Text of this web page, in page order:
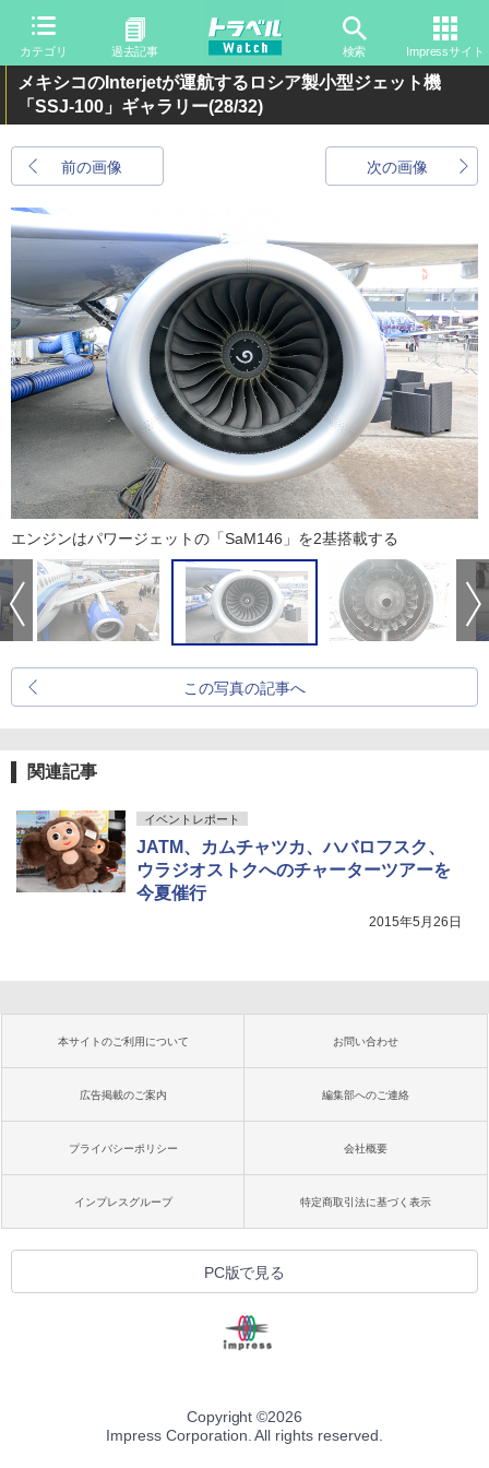
カテゴリ 過去記事 検索 Impressサイト
メキシコのInterjetが運航するロシア製小型ジェット機
「SSJ-100」ギャラリー(28/32)
前の画像 次の画像
エンジンはパワージェットの「SaM146」を2基搭載する
この写真の記事へ
関連記事
イベントレポート
JATM、カムチャツカ、ハバロフスク、
ウラジオストクへのチャーターツアーを
今夏催行
2015年5月26日
本サイトのご利用について お問い合わせ
広告掲載のご案内 編集部へのご連絡
プライバシーポリシー 会社概要
インプレスグループ 特定商取引法に基づく表示
PC版で見る
Copyright ©2026
Impress Corporation. All rights reserved.